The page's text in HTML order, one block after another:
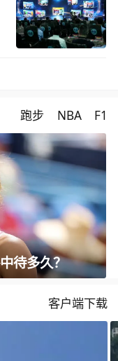
跑步 NBA F1
待多久？
客户端下载